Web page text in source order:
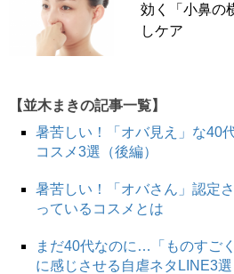
効く「小鼻の
しケア
【並木まきの記事一覧】
暑苦しい！「オバ見え」な40
コスメ3選（後編）
暑苦しい！「オバさん」認定
っているコスメとは
まだ40代なのに…「ものすご
に感じさせる自虐ネタLINE3選